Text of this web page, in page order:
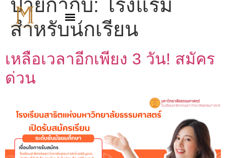
ป้ายกำกับ: โรงแรม
สำหรับนักเรียน
เหลือเวลาอีกเพียง 3 วัน! สมัคร
ด่วน